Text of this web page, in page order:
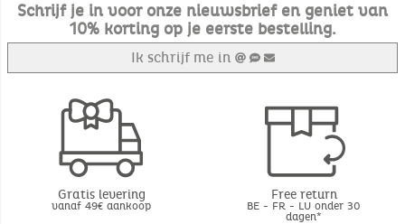
Schrijf je in voor onze nieuwsbrief en geniet van
10% korting op je eerste bestelling.
Ik schrijf me in
Gratis levering
vanaf 49€ aankoop
Free return
BE - FR - LU onder 30
dagen*